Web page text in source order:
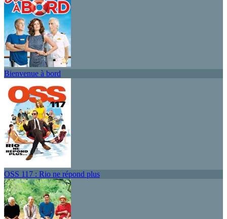
Bienvenue à bord
OSS 117 : Rio ne répond plus